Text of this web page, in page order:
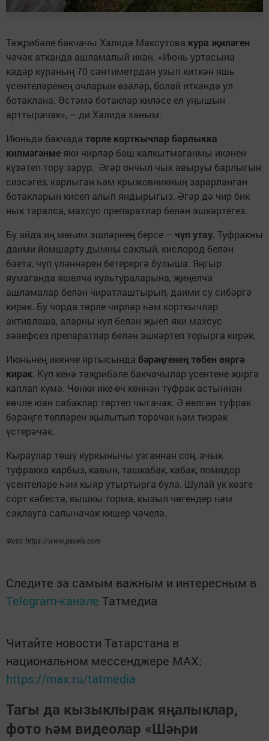
Тәҗрибәле бакчачы Халидә Максутова кура җиләген
чәчәк атканда ашламалый икән. «Июнь уртасына
кадәр кураның 70 сантиметрдан узып киткән яшь
үсентеләренең очларын өзәләр, болай иткәндә ул
ботаклана. Өстәмә ботаклар киләсе ел уңышын
арттырачак», – ди Халидә ханым.
Июньдә бакчада төрле корткычлар барлыкка
килмәгәнме яки чирләр баш калкытмаганмы икәнен
күзәтеп тору зарур. Әгәр ончыл чык авыруы барлыгын
сизсәгез, карлыган һәм крыжовникның зарарланган
ботакларын кисеп алып яндырыгыз. Әгәр дә чир бик
нык таралса, махсус препаратлар белән эшкәртегез.
Бу айда иң мөһим эшләрнең берсе – чүп утау. Туфракны
даими йомшарту дымны саклый, кислород белән
баета, чүп үләннәрен бетерергә булыша. Яңгыр
яумаганда яшелчә культураларына, җиңелчә
ашламалар белән чиратлаштырып, даими су сибәргә
кирәк. Бу чорда төрле чирләр һәм корткычлар
активлаша, аларны кул белән җыеп яки махсус
хәвефсез препаратлар белән эшкәртеп торырга кирәк.
Июньнең икенче яртысында бәрәңгенең төбен өяргә
кирәк. Күп кенә тәҗрибәле бакчачылар үсентене җиргә
каплап күмә. Чөнки ике-өч көннән туфрак астыннан
көчле юан сабаклар төртеп чыгачак. Ә өелгән туфрак
бәрәңге төпләрен җылытып торачак һәм тизрәк
үстерәчәк.
Кыраулар төшү куркынычы узганнан соң, ачык
туфракка карбыз, кавын, ташкабак, кабак, помидор
үсентеләре һәм кыяр утыртырга була. Шулай ук көзге
сорт кәбестә, кышкы торма, кызыл чөгендер һәм
саклауга салыначак кишер чәчелә.
Фото: https://www.pexels.com
Следите за самым важным и интересным в
Telegram-канале Татмедиа
Читайте новости Татарстана в
национальном мессенджере MАХ:
https://max.ru/tatmedia
Тагы да кызыклырак яңалыклар,
фото һәм видеолар «Шәһри